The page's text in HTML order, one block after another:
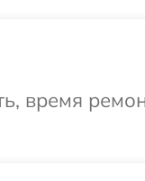
время